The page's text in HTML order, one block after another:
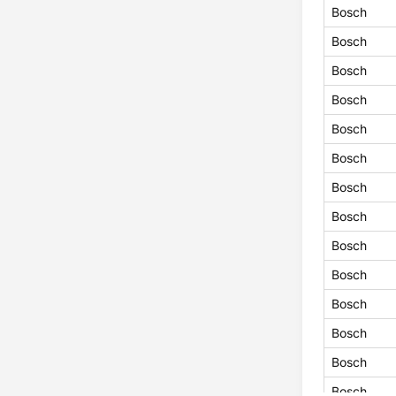
Bosch
Bosch
Bosch
Bosch
Bosch
Bosch
Bosch
Bosch
Bosch
Bosch
Bosch
Bosch
Bosch
Bosch